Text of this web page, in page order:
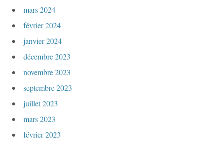
mars 2024
février 2024
janvier 2024
décembre 2023
novembre 2023
septembre 2023
juillet 2023
mars 2023
février 2023